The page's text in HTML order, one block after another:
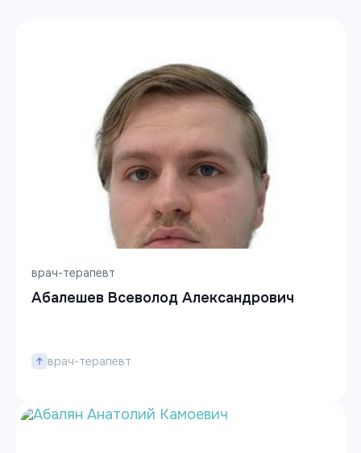
врач-терапевт
Абалешев Всеволод Александрович
врач-терапевт